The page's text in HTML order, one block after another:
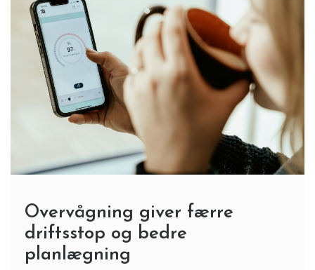
Overvågning giver færre
driftsstop og bedre
planlægning